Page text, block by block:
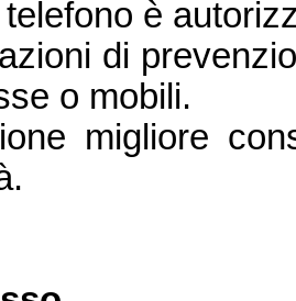
è
di
o mobili.
migliore